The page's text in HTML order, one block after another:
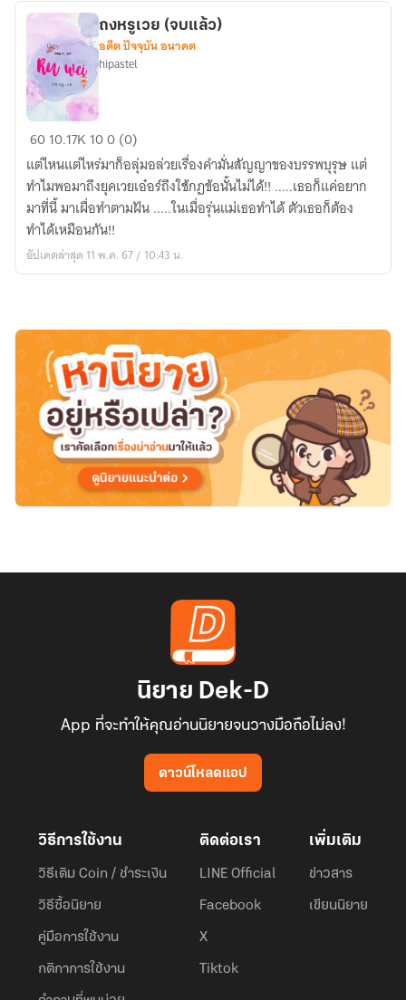
มี
bookจำหน่าย)
ถง
หรู
เวย
(จบ
แล้ว)
ถงหรูเวย (จบแล้ว)
อดีต ปัจจุบัน อนาคต
hipastel
6010.17K 100 (0)
แต่ไหนแต่ไหร่มาก็อลุ่มอล่วยเรื่องคำมั่นสัญญาของบรรพบุรุษ แต่
ทำไมพอมาถึงยุคเวยเอ๋อร์ถึงใช้กฏข้อนั้นไม่ได้!! .....เธอก็แค่อยาก
มาที่นี้ มาเผื่อทำตามฝัน .....ในเมื่อรุ่นแม่เธอทำได้ ตัวเธอก็ต้อง
ทำได้เหมือนกัน!!
อัปเดตล่าสุด 11 พ.ค. 67 / 10:43 น.
นิยาย Dek-D
App ที่จะทำให้คุณอ่านนิยายจนวางมือถือไม่ลง!
ดาวน์โหลดแอป
วิธีการใช้งาน
วิธีเติม Coin / ชำระเงิน
วิธีซื้อนิยาย
คู่มือการใช้งาน
กติกาการใช้งาน
ติดต่อเรา
LINE Official
Facebook
X
Tiktok
เพิ่มเติม
ข่าวสาร
เขียนนิยาย